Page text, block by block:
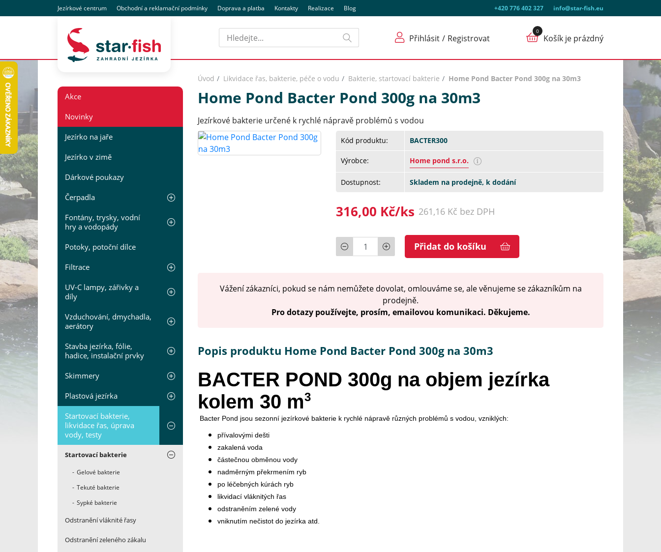
+420 776 402 327 info@star-fish.eu
Jezírkové centrum Obchodnía reklamační podmínky Doprava a platba Kontakty Realizace Blog
Hledat
Přihlásit Registrovat Košík je prázdný
Akce
Novinky
Jezírko na jaře
Jezírko v zimě
Dárkové poukazy
Čerpadla
Fontány, trysky, vodní
hry a vodopády
Potoky, potoční dílce
Filtrace
UV-C lampy, zářivky a
díly
Vzduchování, dmychadla,
aerátory
Stavba jezírka, fólie,
hadice, instalační prvky
Skimmery
Plastová jezírka
Startovací bakterie,
likvidace řas, úprava
vody, testy
Startovací bakterie
Gelové bakterie
Tekuté bakterie
Sypké bakterie
Odstranění vláknité řasy
Odstranění zeleného zákalu
Úvod Likvidace řas, bakterie, péče o vodu Bakterie, startovací bakterie Home Pond Bacter Pond 300g na 30m3
Home Pond Bacter Pond 300g na 30m3
Jezírkové bakterie určené k rychlé nápravě problémů s vodou
Kód produktu: BACTER300
Výrobce: Home pond s.r.o.
Dostupnost: Skladem na prodejně, k dodání
316,00 Kč/ks 261,16 Kč bez DPH
Počet Přidat do košíku
Vážení zákazníci, pokud se nám nemůžete dovolat, omlouváme se, ale věnujeme se zákazníkům na
prodejně.
Pro dotazy používejte, prosím, emailovou komunikaci. Děkujeme.
Popis produktu Home Pond Bacter Pond 300g na 30m3
BACTER POND 300g na objem jezírka
kolem 30 m3
Bacter Pond jsou sezonní jezírkové bakterie k rychlé nápravě různých problémů s vodou, vzniklých:
přívalovými dešti
zakalená voda
částečnou obměnou vody
nadměrným překrmením ryb
po léčebných kúrách ryb
likvidací vláknitých řas
odstraněním zelené vody
vniknutím nečistot do jezírka atd.